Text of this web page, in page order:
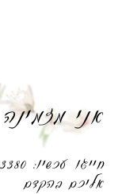
אני
אליכם בהקדם